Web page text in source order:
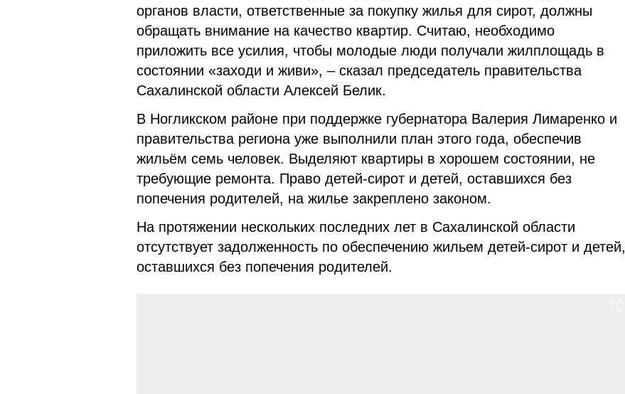
органов власти, ответственные за покупку жилья для сирот, должны
обращать внимание на качество квартир. Считаю, необходимо
приложить все усилия, чтобы молодые люди получали жилплощадь в
состоянии «заходи и живи», – сказал председатель правительства
Сахалинской области Алексей Белик.
В Ногликском районе при поддержке губернатора Валерия Лимаренко и
правительства региона уже выполнили план этого года, обеспечив
жильём семь человек. Выделяют квартиры в хорошем состоянии, не
требующие ремонта. Право детей-сирот и детей, оставшихся без
попечения родителей, на жилье закреплено законом.
На протяжении нескольких последних лет в Сахалинской области
отсутствует задолженность по обеспечению жильем детей-сирот и детей,
оставшихся без попечения родителей.